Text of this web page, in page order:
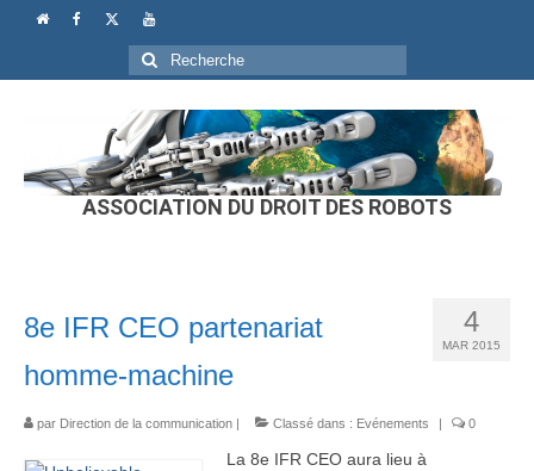
Rechercher
:
ASSOCIATION DU DROIT DES ROBOTS
4
MAR 2015
8e IFR CEO partenariat
homme-machine
par Direction de la communication | Classé dans : Evénements | 0
La 8e IFR CEO aura lieu à